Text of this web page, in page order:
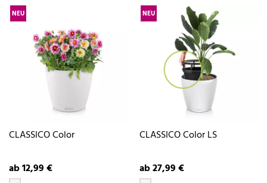
NEU
CLASSICO Color
ab 12,99 €
NEU
CLASSICO Color LS
ab 27,99 €